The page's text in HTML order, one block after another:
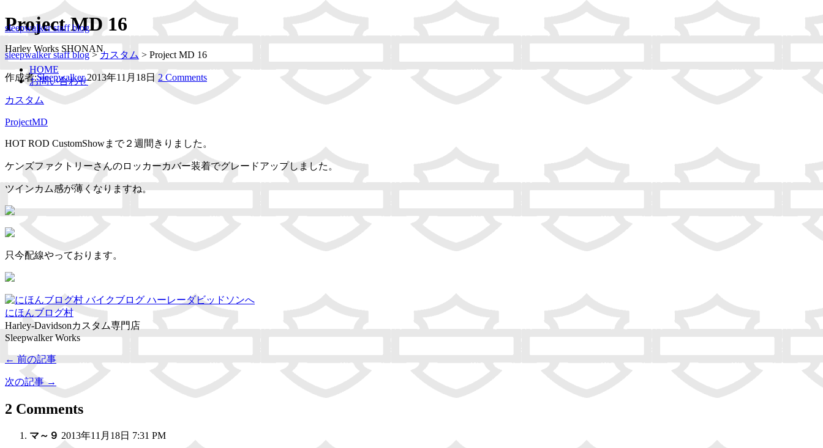
sleepwalker staff blog
Harley Works SHONAN
HOME
お問い合わせ
Project MD 16
sleepwalker staff blog> カスタム > Project MD 16
作成者:Sleepwalker 2013年11月18日 2 Comments
カスタム
ProjectMD
HOT ROD CustomShowまで２週間きりました。
ケンズファクトリーさんのロッカーカバー装着でグレードアップしました。
ツインカム感が薄くなりますね。
只今配線やっております。
にほんブログ村
Harley-Davidsonカスタム専門店
Sleepwalker Works
← 前の記事
次の記事 →
2 Comments
マ～９ 2013年11月18日 7:31 PM